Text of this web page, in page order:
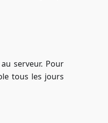
serveur. Pour
tous les jours